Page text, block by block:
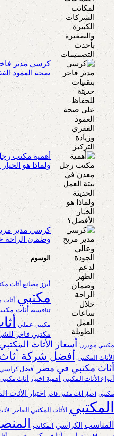
كرسي مدير
صحة العمود
أهمية مكتب
ولماذا هو
كرسي مدير
وضمان الراحة
الوسوم
أبرز مصانع أثاث
مكتبي أثاث
تنافسية أثاث
مكتبي عملي
مكتبي فاخر
مكتبي مودرن أسعار الأثاث المكتبي
الأثاث المكتبي أفضل شركة
أثاث مكتبي في مصر
أفضل كراسي
أنواع الأثاث المكتبي أهمية اختيار أثاث مكتبي
مكتبي اختيار أثاث مكتبي فاخر اختيار الأثاث
المكتبي الأثاث المكتبي الفاخر
المناسب الكراسي المكاتب